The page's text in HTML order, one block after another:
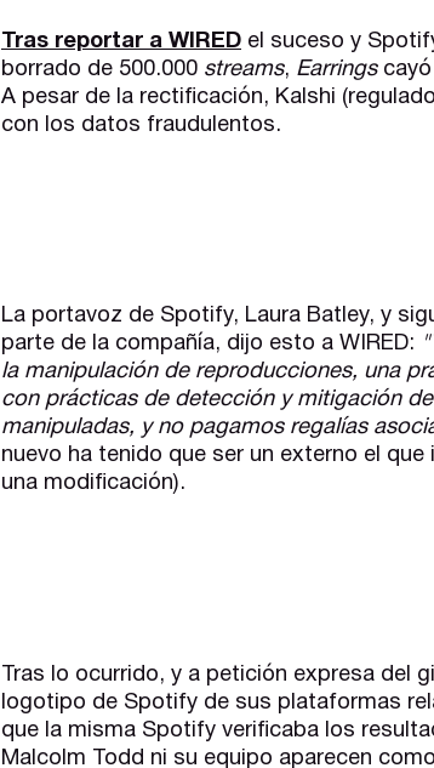
Tras reportar a WIRED el suceso y
borrado de 500.000 streams, Earringscayó
A pesar de la rectificación, Kalshi
con los datos fraudulentos.
La portavoz de Spotify, Laura Batley, y
parte de la compañía, dijo esto a WIRED:
la manipulación de reproducciones, una
con prácticas de detección y mitigación
manipuladas, y no pagamos regalías
nuevo ha tenido que ser un externo el
una modificación).
Tras lo ocurrido, y a petición expresa del
logotipo de Spotify de sus plataformas
que la misma Spotify verificaba los
Malcolm Todd ni su equipo aparecen